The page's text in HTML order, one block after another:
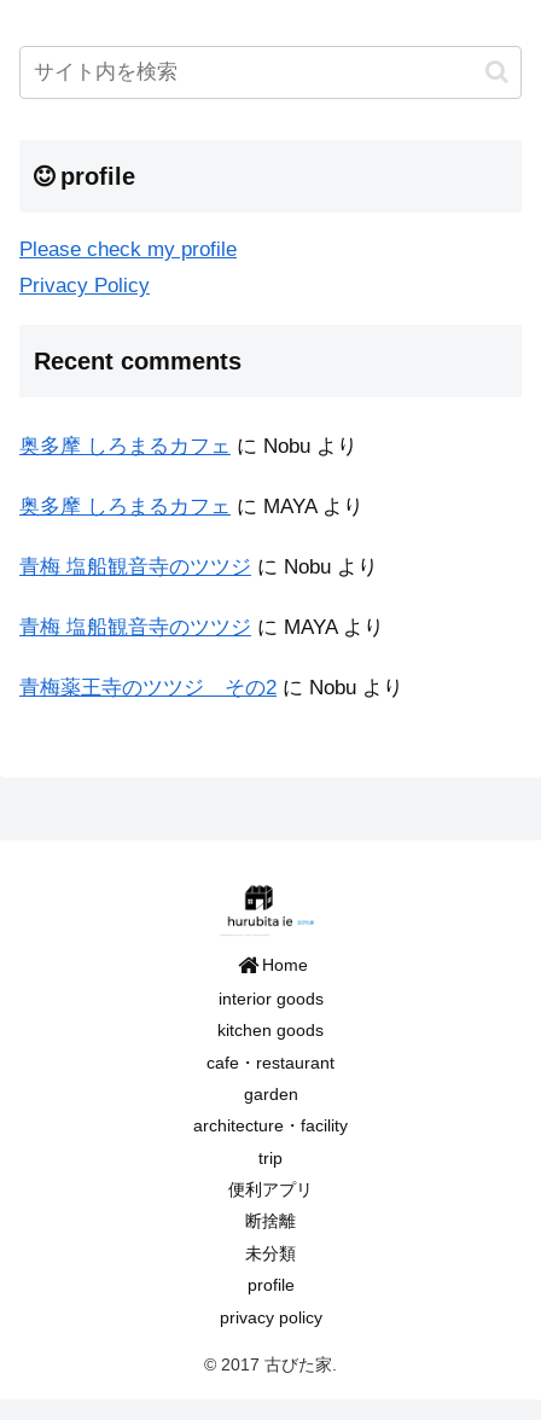
profile
Please check my profile
Privacy Policy
Recent comments
奥多摩 しろまるカフェ に Nobu より
奥多摩 しろまるカフェ に MAYAより
青梅 塩船観音寺のツツジ に Nobu より
青梅 塩船観音寺のツツジ に MAYAより
青梅薬王寺のツツジ その2 に Nobu より
Home
interior goods
kitchen goods
cafe・restaurant
garden
architecture・facility
trip
便利アプリ
断捨離
未分類
profile
privacy policy
© 2017 古びた家.